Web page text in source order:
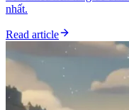
nhất.
Read article